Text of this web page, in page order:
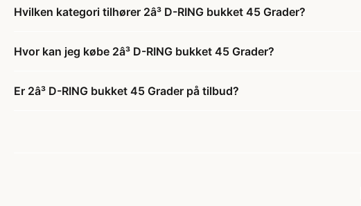
Hvilken kategori tilhører 2â³ D-RING bukket 45 Grader?
Hvor kan jeg købe 2â³ D-RING bukket 45 Grader?
Er 2â³ D-RING bukket 45 Grader på tilbud?